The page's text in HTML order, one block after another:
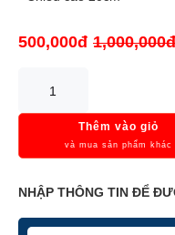
500,000đ 1,000,000đ
Thêm vào giỏ
và mua sản phẩm khác
NHẬP THÔNG TIN ĐỂ